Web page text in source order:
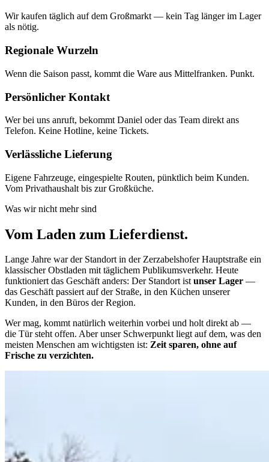
Wir kaufen täglich auf dem Großmarkt — kein Tag länger im Lager
als nötig.
Regionale Wurzeln
Wenn die Saison passt, kommt die Ware aus Mittelfranken. Punkt.
Persönlicher Kontakt
Wer bei uns anruft, bekommt Daniel oder das Team direkt ans
Telefon. Keine Hotline, keine Tickets.
Verlässliche Lieferung
Eigene Fahrzeuge, eingespielte Routen, pünktlich beim Kunden.
Vom Privathaushalt bis zur Großküche.
Was wir nicht mehr sind
Vom Laden zum Lieferdienst.
Lange Jahre war der Standort in der Zerzabelshofer Hauptstraße ein
klassischer Obstladen mit täglichem Publikumsverkehr. Heute
funktioniert das Geschäft anders: Der Standort istunser Lager —
das Geschäft passiert auf der Straße, in den Küchen unserer
Kunden, in den Büros der Region.
Wer mag, kommt natürlich weiterhin vorbei und holt direkt ab —
die Tür steht offen. Aber unser Schwerpunkt liegt auf dem, was den
meisten Menschen am wichtigsten ist: Zeit sparen, ohne auf
Frische zu verzichten.